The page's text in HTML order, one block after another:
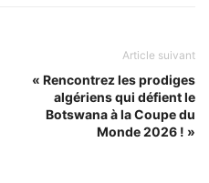
Article suivant
« Rencontrez les prodiges
algériens qui défient le
Botswana à la Coupe du
Monde 2026 ! »